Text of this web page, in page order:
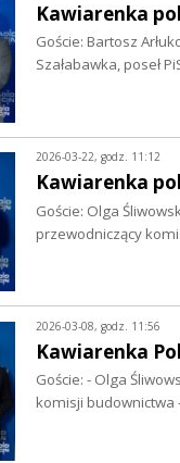
Kawiarenka
Goście: Bartosz
Szałabawka, poseł
2026-03-22, godz. 11:12
Kawiarenka
Goście: Olga
przewodniczący
2026-03-08, godz. 11:56
Kawiarenka
Goście: - Olga
komisji budownictwa